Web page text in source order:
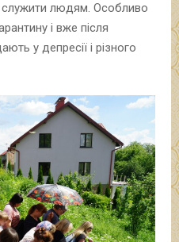
служити людям. Особливо
і вже після
у депресії і різного